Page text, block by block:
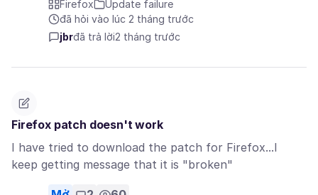
Firefox
Update failure
đã hỏi vào lúc 2 tháng trước
jbrđã trả lời2 tháng trước
Firefox patch doesn't work
I have tried to download the patch for Firefox...I
keep getting message that it is "broken"